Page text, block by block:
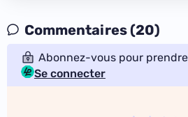
Commentaires (20)
Abonnez-vous pour
Se connecter